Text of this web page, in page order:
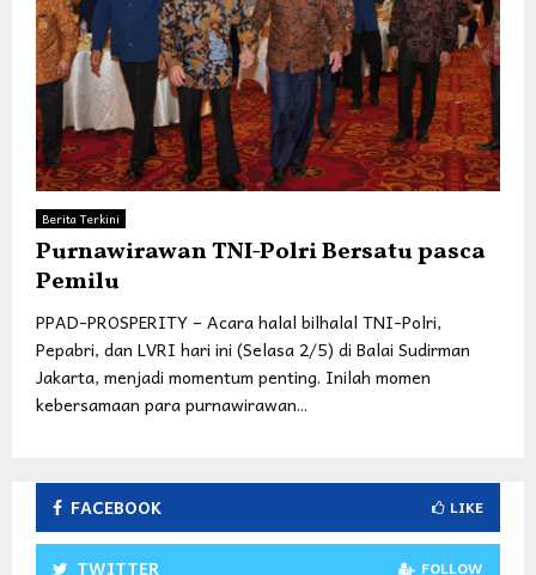
Berita Terkini
Purnawirawan TNI-Polri Bersatu pasca
Pemilu
PPAD-PROSPERITY – Acara halal bilhalal TNI-Polri,
Pepabri, dan LVRI hari ini (Selasa 2/5) di Balai Sudirman
Jakarta, menjadi momentum penting. Inilah momen
kebersamaan para purnawirawan...
FACEBOOK LIKE
TWITTER FOLLOW